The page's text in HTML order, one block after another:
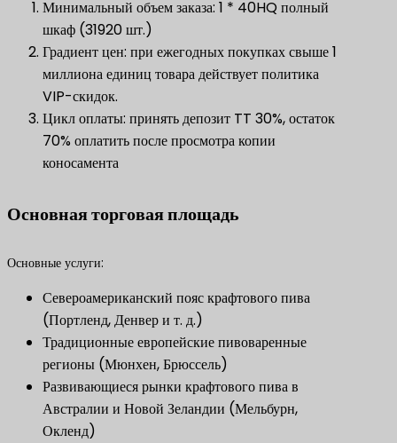
Минимальный объем заказа: 1 * 40HQ полный
шкаф (31920 шт.)
Градиент цен: при ежегодных покупках свыше 1
миллиона единиц товара действует политика
VIP-скидок.
Цикл оплаты: принять депозит TT 30%, остаток
70% оплатить после просмотра копии
коносамента
Основная торговая площадь
Основные услуги:
Североамериканский пояс крафтового пива
(Портленд, Денвер и т. д.)
Традиционные европейские пивоваренные
регионы (Мюнхен, Брюссель)
Развивающиеся рынки крафтового пива в
Австралии и Новой Зеландии (Мельбурн,
Окленд)